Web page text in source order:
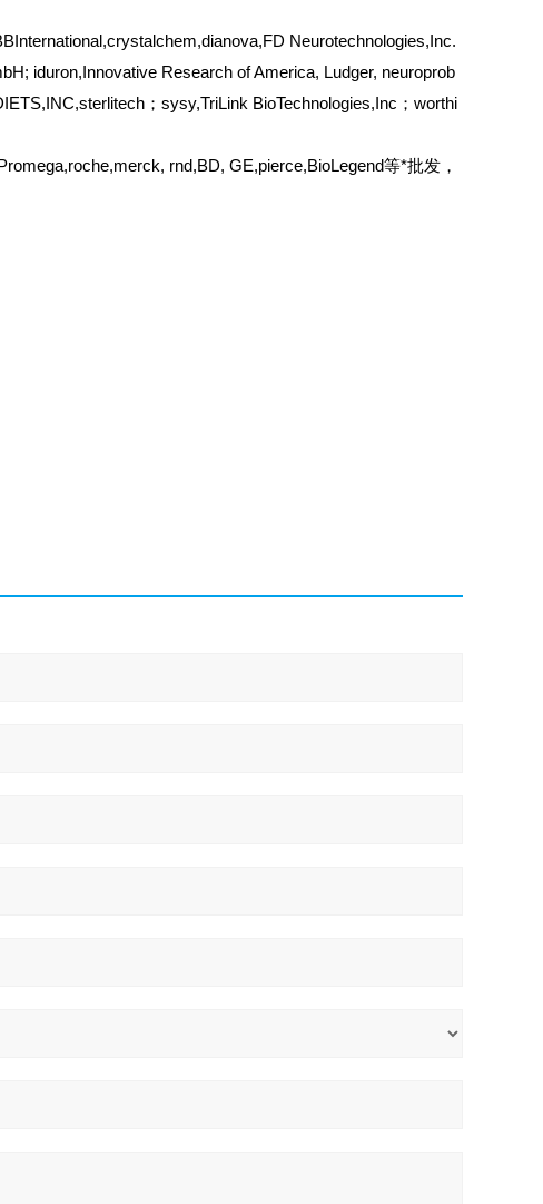
Neurotechnologies,Inc.
iduron,Innovative Research of America, Ludger, neuroprob
；sysy,TriLink BioTechnologies,Inc；worthi
rnd,BD, GE,pierce,BioLegend等*批发，